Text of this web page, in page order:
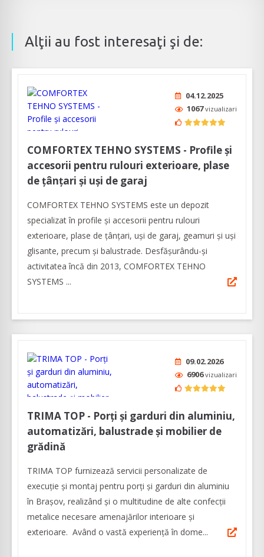
Alţii au fost interesaţi şi de:
04.12.2025
1067vizualizari
COMFORTEX TEHNO SYSTEMS - Profile și
accesorii pentru rulouri exterioare, plase
de țânțari și uși de garaj
COMFORTEX TEHNO SYSTEMS este un depozit
specializat în profile și accesorii pentru rulouri
exterioare, plase de țânțari, uși de garaj, geamuri și uși
glisante, precum și balustrade. Desfășurându-și
activitatea încă din 2013, COMFORTEX TEHNO
SYSTEMS ...
09.02.2026
6906vizualizari
TRIMA TOP - Porți și garduri din aluminiu,
automatizări, balustrade și mobilier de
grădină
TRIMA TOP furnizează servicii personalizate de
execuție și montaj pentru porți și garduri din aluminiu
în Brașov, realizând şi o multitudine de alte confecţii
metalice necesare amenajărilor interioare şi
exterioare. Având o vastă experienţă în dome...